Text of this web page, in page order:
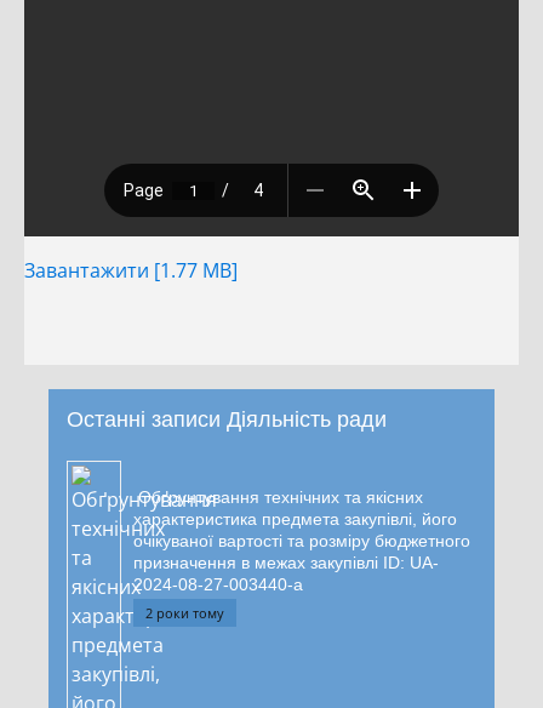
Завантажити [1.77 MB]
Останні записи Діяльність ради
Обґрунтування технічних та якісних
характеристика предмета закупівлі, його
очікуваної вартості та розміру бюджетного
призначення в межах закупівлі ID: UA-
2024-08-27-003440-a
2 роки тому